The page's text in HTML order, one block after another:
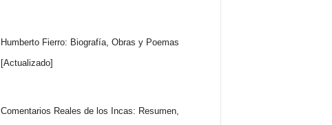
Humberto Fierro: Biografía, Obras y Poemas
[Actualizado]
Comentarios Reales de los Incas: Resumen,